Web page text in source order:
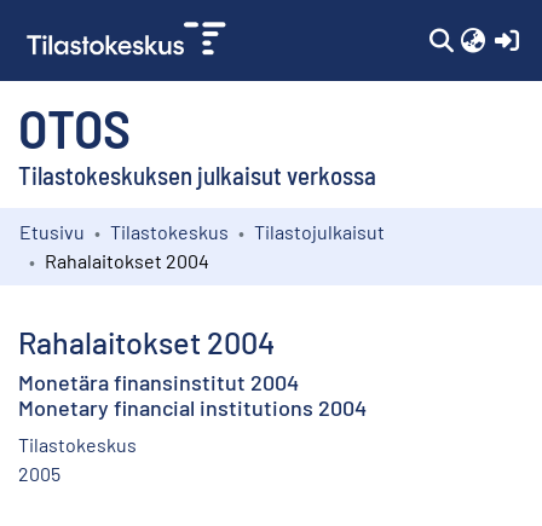
OTOS
Tilastokeskuksen julkaisut verkossa
Kokoelmat
Etusivu Tilastokeskus
Tilastojulkaisut
Rahalaitokset 2004
Rahalaitokset 2004
Monetära finansinstitut 2004
Monetary financial institutions 2004
Tilastokeskus
2005